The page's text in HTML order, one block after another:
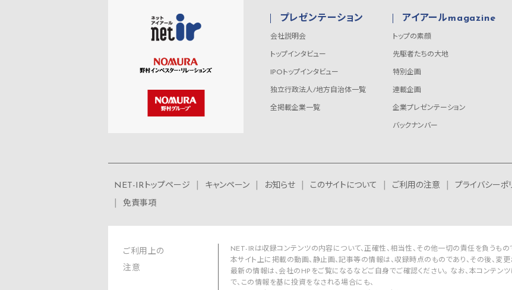
プレゼンテーション
会社説明会
トップインタビュー
IPOトップインタビュー
独立行政法人/地方自治体一覧
全掲載企業一覧
アイアールmagazine
トップの素顔
先駆者たちの大地
特別企画
連載企画
企業プレゼンテーション
バックナンバー
NET-IRトップページ キャンペーン お知らせ このサイトについて ご利用の注意 プライバシーポ
免責事項
ご利用上の
注意
NET-IRは収録コンテンツの内容について、正確性、相当性、その他一切の責任を負うもの
本サイト上に掲載の動画、静止画、記事等の情報は、収録時点のものであり、その後、変更
最新の情報は、会社のHPをご覧になるなどご自身でご確認ください。 なお、本コンテン
で、この情報を基に投資をなされる場合にも、